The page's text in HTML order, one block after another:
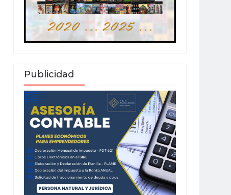
Publicidad